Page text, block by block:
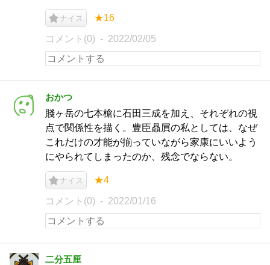
ナイス ★16
コメント(0) 2022/02/05
おかつ
賤ヶ岳の七本槍に石田三成を加え、それぞれの視
点で関係性を描く。豊臣贔屓の私としては、なぜ
これだけの才能が揃っていながら家康にいいよう
にやられてしまったのか、残念でならない。
ナイス ★4
コメント(0) 2022/01/16
二分五厘